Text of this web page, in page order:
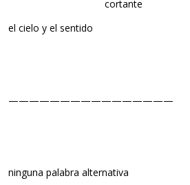
cortante
el cielo y el sentido
————————————————
ninguna palabra alternativa